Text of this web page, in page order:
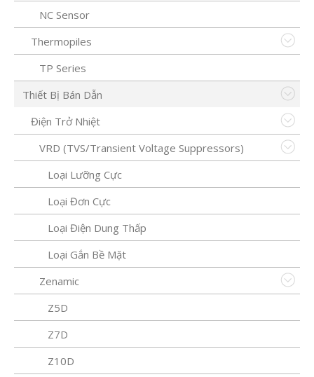
NC Sensor
Thermopiles
TP Series
Thiết Bị Bán Dẫn
Điện Trở Nhiệt
VRD (TVS/Transient Voltage Suppressors)
Loại Lưỡng Cực
Loại Đơn Cực
Loại Điện Dung Thấp
Loại Gắn Bề Mặt
Zenamic
Z5D
Z7D
Z10D